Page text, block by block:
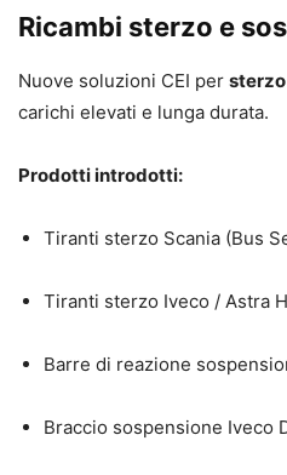
Ricambi sterzo e
Nuove soluzioni CEI per
carichi elevati e lunga durata.
Prodotti introdotti:
Tiranti sterzo Scania (Bus
Tiranti sterzo Iveco / Astra
Barre di reazione
Braccio sospensione Iveco